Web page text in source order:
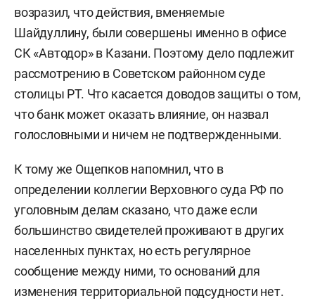
возразил, что действия, вменяемые
Шайдуллину, были совершены именно в офисе
СК «Автодор» в Казани. Поэтому дело подлежит
рассмотрению в Советском районном суде
столицы РТ. Что касается доводов защиты о том,
что банк может оказать влияние, он назвал
голословными и ничем не подтвержденными.
К тому же Ощепков напомнил, что в
определении коллегии Верховного суда РФ по
уголовным делам сказано, что даже если
большинство свидетелей проживают в других
населенных пунктах, но есть регулярное
сообщение между ними, то оснований для
изменения территориальной подсудности нет.